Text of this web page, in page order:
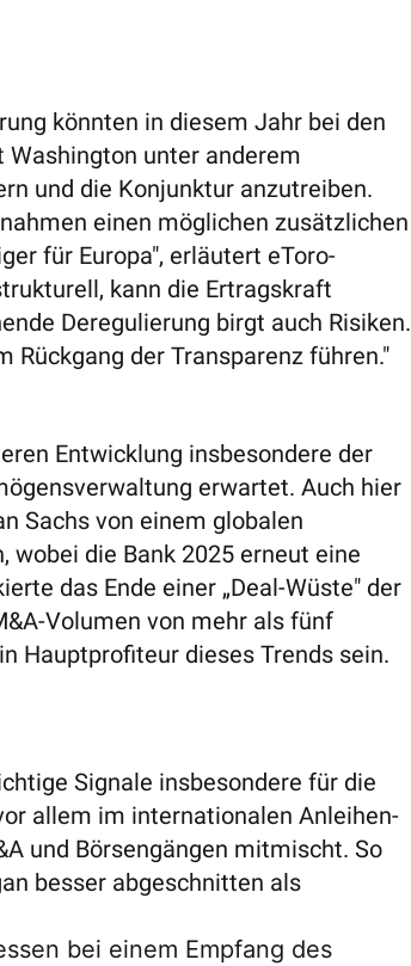
könnten in diesem Jahr bei den
Washington unter anderem
und die Konjunktur anzutreiben.
einen möglichen zusätzlichen
für Europa", erläutert eToro-
kann die Ertragskraft
Deregulierung birgt auch Risiken.
der Transparenz führen."
Entwicklung insbesondere der
erwartet. Auch hier
Sachs von einem globalen
wobei die Bank 2025 erneut eine
das Ende einer „Deal-Wüste" der
Volumen von mehr als fünf
Hauptprofiteur dieses Trends sein.
Signale insbesondere für die
allem im internationalen Anleihen-
und Börsengängen mitmischt. So
besser abgeschnitten als
bei einem Empfang des